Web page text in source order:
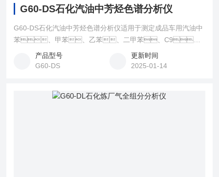
G60-DS石化汽油中芳烃色谱分析仪
G60-DS石化汽油中芳烃色谱分析仪适用于测定成品车用汽油中
苯、甲苯、乙苯、二甲苯、C9、
和C9以上重芳烃和总芳烃的含量，满足ASTM
D5580，SH/T 0693方法标准，香蕉APP下载
产品型号
G60-DS
更新时间
2025-01-14